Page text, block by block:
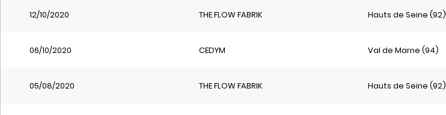
12/10/2020 THE FLOW FABRIK Hauts de Seine (92)
06/10/2020 CEDYM Val de Marne (94)
05/08/2020 THE FLOW FABRIK Hauts de Seine (92)